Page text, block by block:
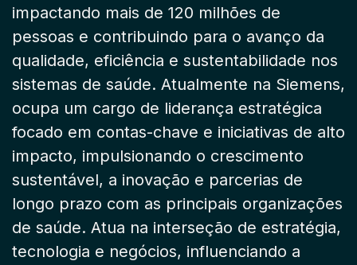
impactando mais de 120 milhões de
pessoas e contribuindo para o avanço da
qualidade, eficiência e sustentabilidade nos
sistemas de saúde. Atualmente na Siemens,
ocupa um cargo de liderança estratégica
focado em contas-chave e iniciativas de alto
impacto, impulsionando o crescimento
sustentável, a inovação e parcerias de
longo prazo com as principais organizações
de saúde. Atua na interseção de estratégia,
tecnologia e negócios, influenciando a